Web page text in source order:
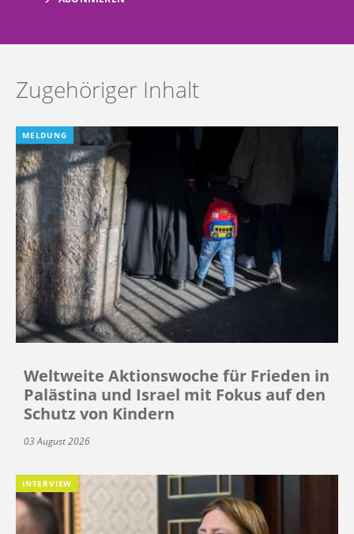
Zugehöriger Inhalt
MELDUNG
Weltweite Aktionswoche für Frieden in
Palästina und Israel mit Fokus auf den
Schutz von Kindern
03 August 2026
INTERVIEW